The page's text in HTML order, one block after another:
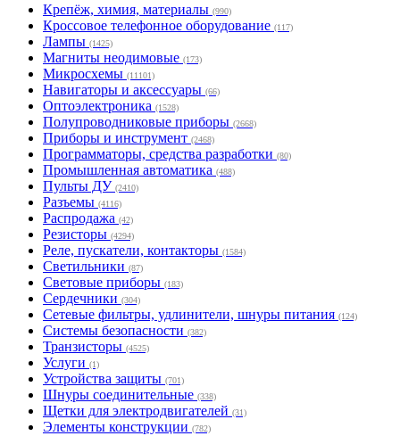
Крепёж, химия, материалы (990)
Кроссовое телефонное оборудование (117)
Лампы (1425)
Магниты неодимовые (173)
Микросхемы (11101)
Навигаторы и аксессуары (66)
Оптоэлектроника (1528)
Полупроводниковые приборы (2668)
Приборы и инструмент (2468)
Программаторы, средства разработки (80)
Промышленная автоматика (488)
Пульты ДУ (2410)
Разъемы (4116)
Распродажа (42)
Резисторы (4294)
Реле, пускатели, контакторы (1584)
Светильники (87)
Световые приборы (183)
Сердечники (304)
Сетевые фильтры, удлинители, шнуры питания (124)
Системы безопасности (382)
Транзисторы (4525)
Услуги (1)
Устройства защиты (701)
Шнуры соединительные (338)
Щетки для электродвигателей (31)
Элементы конструкции (782)